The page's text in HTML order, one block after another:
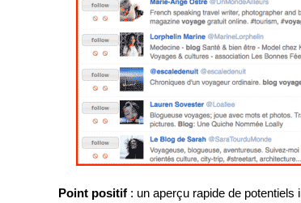
Point positif : un aperçu rapide de potentiels